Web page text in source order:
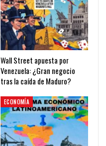
Wall Street apuesta por
Venezuela: ¿Gran negocio
tras la caída de Maduro?
ECONOMÍA